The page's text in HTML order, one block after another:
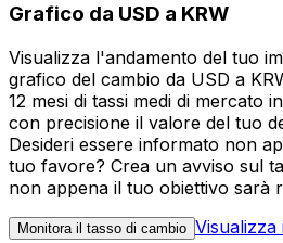
Grafico da USD a KRW
Visualizza l'andamento del tuo
grafico del cambio da USD a
12 mesi di tassi medi di mercato
con precisione il valore del tuo
Desideri essere informato non
tuo favore? Crea un avviso sul
non appena il tuo obiettivo sarà
Monitora il tasso di cambio